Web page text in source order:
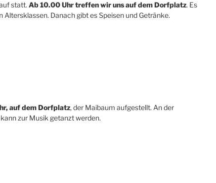
statt.Ab 10.00 Uhr treffen wir uns auf dem Dorfplatz. Es
Danach gibt es Speisen und Getränke.
auf dem Dorfplatz, der Maibaum aufgestellt. An der
zur Musik getanzt werden.